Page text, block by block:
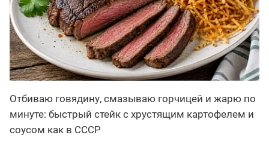
Отбиваю говядину, смазываю горчицей и жарю по
минуте: быстрый стейк с хрустящим картофелем и
соусом как в СССР